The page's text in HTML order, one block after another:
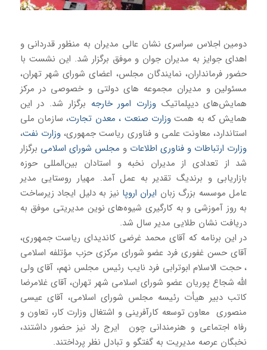
دومین اجلاس سراسری نشان عالی مدیران به منظور قدردانی و
اهدای جوایز به مدیران جوان و موفق برگزار شد. این نشست با
حضور فرمانداران، نمایندگان مجلس، اعضای شورای شهر تهران،
مسئولین و مدیران مجموعه های دولتی و خصوصی در مرکز
همایش‌های دیپلماتیکوزارت امور خارجه برگزار شد. در این
همایش که به همتوزارت صنعت ، معدن تجارت، سازمان ملی
استاندارد، معاونت علمی و فناوری ریاست جمهوری،وزارت نفت،
وزارت ارتباطات و فناوری اطلاعات و مجلس شورای اسلامی برگزار
شد از تعدادی از مدیران نخبه و استادان بین‌المللی حوزه
بازاریابی و برندیگ تقدیر به عمل آمد. مهیار روستایی مدیر
عامل موسسه بزرگ زبان ایران اروپا نیز به دلیل ایجاد زیرساخت
به روز آموزشی و به کارگیری شیوه‌های نوین مدیریتی موفق به
دریافت نشان طلایی مدیر سال شد.
در این برنامه که آقای محمد غرضی کاندیدای ریاست جمهوری،
آقای حسن غفوری فرد عضو شورای مرکزی حزب مؤتلفه اسلامی
، حجت الاسلام ابوترابی فرد نایب رئیس مجلس نهم، آقای ولی
الله شجاع پوریان عضو شورای اسلامی شهر تهران، آقای غلامرضا
کاتب دبیر هیأت رئیسه مجلس شورای اسلامی، آقای عیسی
منصوری معاون توسعه کارآفرینی و اشتغال وزارت کار، تعاون و
رفاه اجتماعی و هنرمندانی چون ایرج راد نیز حضور داشتند،
نخبگان عرصه مدیریت به گفتگو و تبادل نظر پرداختند.